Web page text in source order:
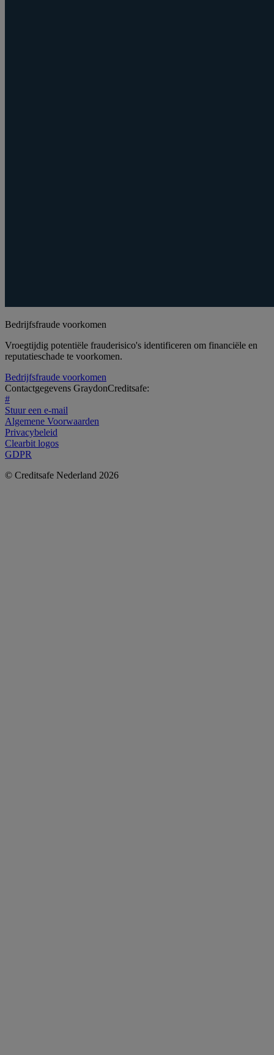
Bedrijfsfraude voorkomen
Vroegtijdig potentiële frauderisico's identificeren om financiële en
reputatieschade te voorkomen.
Bedrijfsfraude voorkomen
Contactgegevens GraydonCreditsafe:
#
Stuur een e-mail
Algemene Voorwaarden
Privacybeleid
Clearbit logos
GDPR
© Creditsafe Nederland 2026